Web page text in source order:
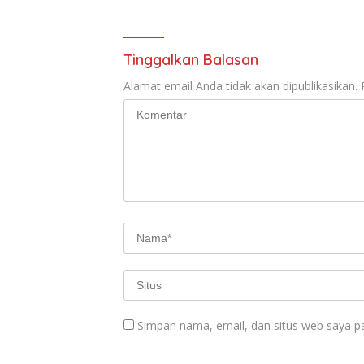
b
o
o
k
A
p
p
Tinggalkan Balasan
Alamat email Anda tidak akan dipublikasikan.
Simpan nama, email, dan situs web saya